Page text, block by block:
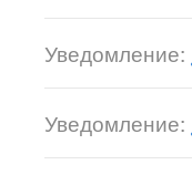
Уведомление:
Уведомление: